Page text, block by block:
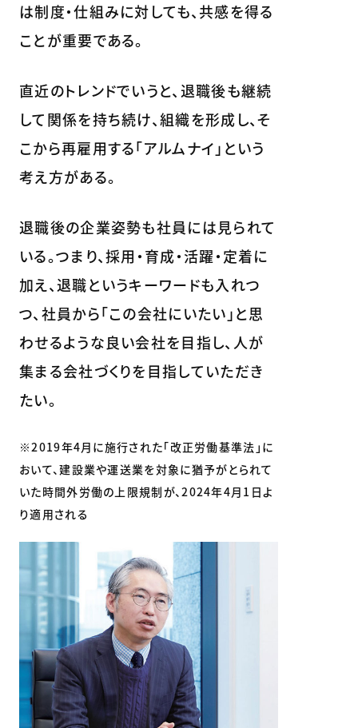
は制度・仕組みに対しても、共感を得る
ことが重要である。
直近のトレンドでいうと、退職後も継続
して関係を持ち続け、組織を形成し、そ
こから再雇用する「アルムナイ」という
考え方がある。
退職後の企業姿勢も社員には見られて
いる。つまり、採用・育成・活躍・定着に
加え、退職というキーワードも入れつ
つ、社員から「この会社にいたい」と思
わせるような良い会社を目指し、人が
集まる会社づくりを目指していただき
たい。
※2019年4月に施行された「改正労働基準法」に
おいて、建設業や運送業を対象に猶予がとられて
いた時間外労働の上限規制が、2024年4月1日よ
り適用される